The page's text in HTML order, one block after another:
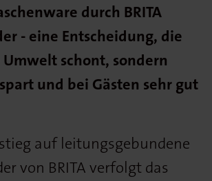
durch BRITA
- eine Entscheidung, die
schont, sondern
und bei Gästen sehr gut
auf leitungsgebundene
von BRITA verfolgt das